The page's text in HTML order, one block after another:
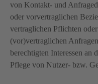
von Kontakt- und
oder vorvertraglichen
vertraglichen Pflichten
(vor)vertraglichen
berechtigten Interessen an
Pflege von Nutzer- bzw.